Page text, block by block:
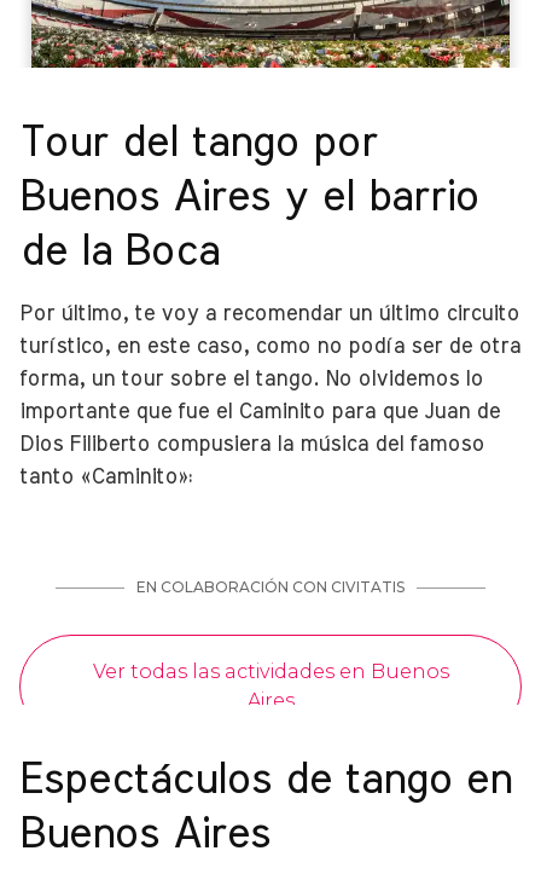
Tour del tango por
Buenos Aires y el barrio
de la Boca
Por último, te voy a recomendar un último circuito
turístico, en este caso, como no podía ser de otra
forma, un tour sobre el tango. No olvidemos lo
importante que fue el Caminito para que Juan de
Dios Filiberto compusiera la música del famoso
tanto «Caminito»:
Espectáculos de tango en
Buenos Aires